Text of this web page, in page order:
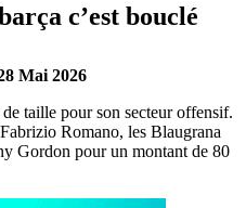
c’est bouclé
Mai 2026
taille pour son secteur offensif.
Romano, les Blaugrana
Gordon pour un montant de 80